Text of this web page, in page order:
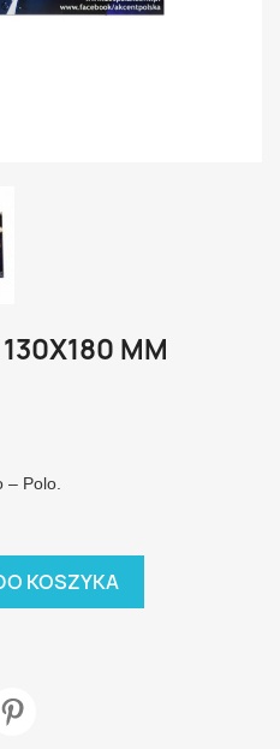
MM
– Polo.
KOSZYKA